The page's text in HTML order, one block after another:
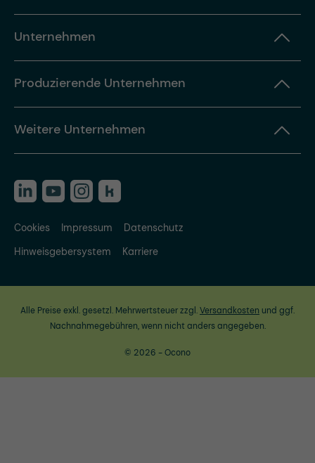
Unternehmen
Produzierende Unternehmen
Weitere Unternehmen
Cookies Impressum
Datenschutz
Hinweisgebersystem
Karriere
Alle Preise exkl. gesetzl. Mehrwertsteuer zzgl.Versandkosten und ggf.
Nachnahmegebühren, wenn nicht anders angegeben.
© 2026 - Ocono